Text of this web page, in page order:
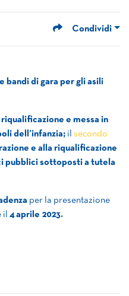
Condividi
bandi di gara per gli asili
e messa in
dell’infanzia; il secondo
e alla riqualificazione
pubblici sottoposti a tutela
per la presentazione
il 4 aprile 2023.